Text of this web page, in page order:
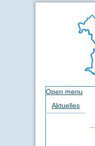
Open menu
Aktuelles